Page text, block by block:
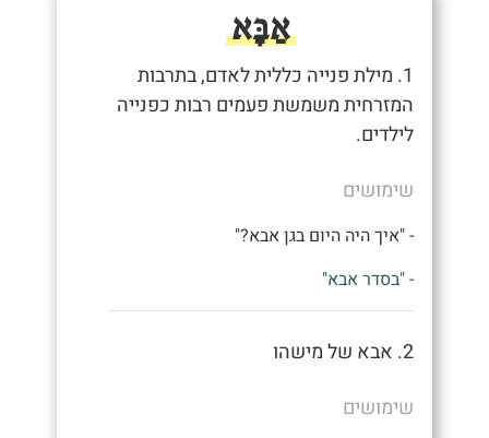
אַבָּא
1. מילת פנייה כללית לאדם, בתרבות
המזרחית משמשת פעמים רבות כפנייה
לילדים.
שימושים
- "איך היה היום בגן אבא?"
- "בסדר אבא"
2. אבא של מישהו
שימושים